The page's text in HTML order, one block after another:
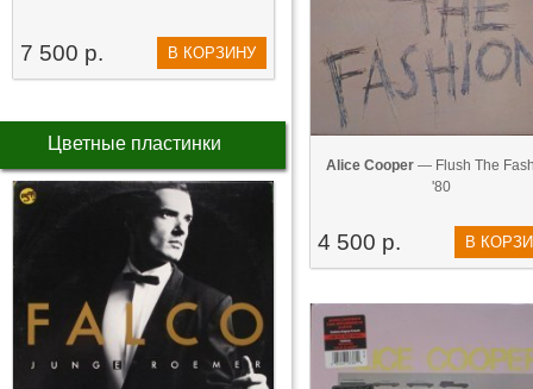
7 500 р. В КОРЗИНУ
Цветные пластинки
Alice Cooper — Flush The
'80
4 500 р. В